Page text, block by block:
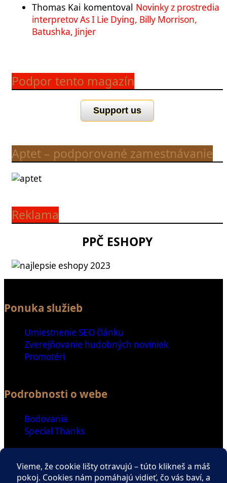
Thomas Kai komentoval Novinky z prostredia
interpretov As I Lie Dying, Billy Morrison,
Batushka, Jinjer
Podpor tento magazín
Support us
Aptet – podporované zamestnávanie
Reklama
PPČ ESHOPY
Ponuka služieb
Umiestnenie SEO článku
Zverejňovanie hudobných noviniek
Promotéri
Podrobnosti o webe
Bodovania
Special Thanks
Ďalšie odkazy